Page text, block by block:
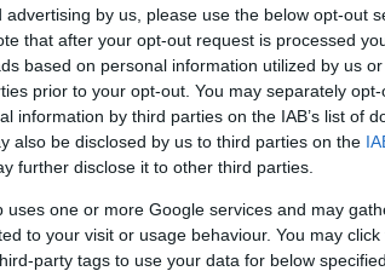
by us, please use the below opt-out
that after your opt-out request is processed
based on personal information utilized by us
prior to your opt-out. You may separately
information by third parties on the IAB’s list of
also be disclosed by us to third parties on the
further disclose it to other third parties.
uses one or more Google services and may
to your visit or usage behaviour. You may
party tags to use your data for below
φετινή διοργάνωση είναι:
Μέγαρο Μουσικής Αθηνών,
Ιδρύματος Ωνάση.
ΔΙΑΦΗΜΙΣΗ